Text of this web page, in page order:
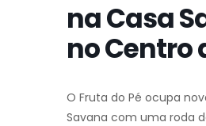
na Casa
no Centro
O Fruta do Pé ocupa
Savana com uma roda